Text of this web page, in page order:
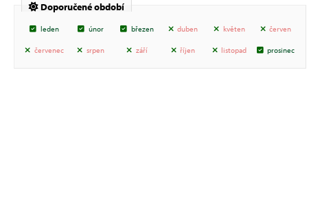
Doporučené období
leden únor březen duben květen červen
červenec srpen září říjen listopad prosinec